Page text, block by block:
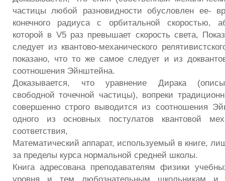
частицы любой разновидности обусловлен ее-
конечного радиуса с орбитальной скоростью,
которой в V5 раз превышает скорость света,
следует из квантово-механического
показано, что то же самое следует и из
соотношения Эйнштейна.
Доказывается, что уравнение Дирака
свободной точечной частицы), вопреки
совершенно строго выводится из соотношения
одного из основных постулатов квантовой
соответствия,
Математический аппарат, используемый в книге,
за пределы курса нормальной средней школы.
Книга адресована преподавателям физики
уровня и тем любознательным школьникам и